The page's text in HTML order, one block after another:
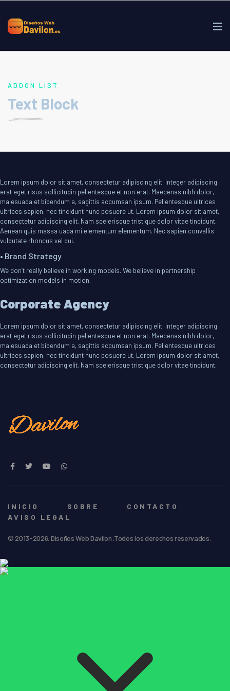
ADDON LIST
Text Block
Lorem ipsum dolor sit amet, consectetur adipiscing elit. Integer adipiscing
erat eget risus sollicitudin pellentesque et non erat. Maecenas nibh dolor,
malesuada et bibendum a, sagittis accumsan ipsum. Pellentesque ultrices
ultrices sapien, nec tincidunt nunc posuere ut. Lorem ipsum dolor sit amet,
consectetur adipiscing elit. Nam scelerisque tristique dolor vitae tincidunt.
Aenean quis massa uada mi elementum elementum. Nec sapien convallis
vulputate rhoncus vel dui.
• Brand Strategy
We don’t really believe in working models. We believe in partnership
optimization models in motion.
Corporate Agency
Lorem ipsum dolor sit amet, consectetur adipiscing elit. Integer adipiscing
erat eget risus sollicitudin pellentesque et non erat. Maecenas nibh dolor,
malesuada et bibendum a, sagittis accumsan ipsum. Pellentesque ultrices
ultrices sapien, nec tincidunt nunc posuere ut. Lorem ipsum dolor sit amet,
consectetur adipiscing elit. Nam scelerisque tristique dolor vitae tincidunt.
INICIO SOBRE
CONTACTO
AVISO LEGAL
© 2013-2026. Diseños Web Davilon .Todos los derechos reservados.